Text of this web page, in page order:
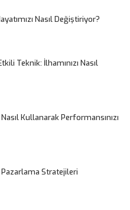
Nasıl Değiştiriyor?
Teknik: İlhamınızı Nasıl
Kullanarak Performansınızı
Stratejileri